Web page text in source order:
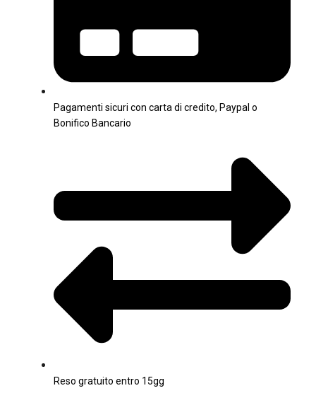
Pagamenti sicuri con carta di credito, Paypal o
Bonifico Bancario
Reso gratuito entro 15gg